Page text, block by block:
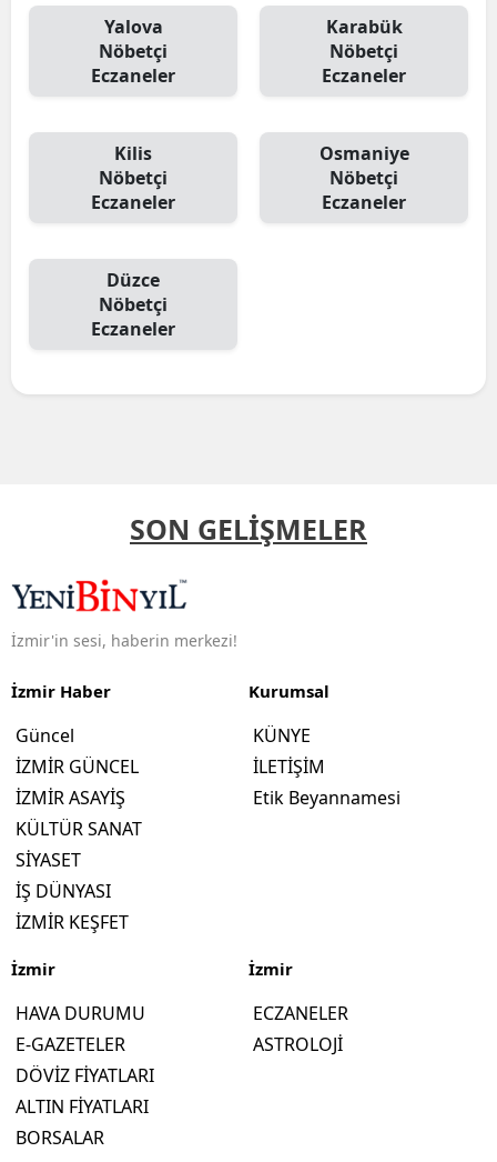
Yalova
Nöbetçi
Eczaneler
Karabük
Nöbetçi
Eczaneler
Kilis
Nöbetçi
Eczaneler
Osmaniye
Nöbetçi
Eczaneler
Düzce
Nöbetçi
Eczaneler
SON GELİŞMELER
İzmir'in sesi, haberin merkezi!
İzmir Haber
Güncel
İZMİR GÜNCEL
İZMİR ASAYİŞ
KÜLTÜR SANAT
SİYASET
İŞ DÜNYASI
İZMİR KEŞFET
Kurumsal
KÜNYE
İLETİŞİM
Etik Beyannamesi
İzmir
HAVA DURUMU
E-GAZETELER
DÖVİZ FİYATLARI
ALTIN FİYATLARI
BORSALAR
İzmir
ECZANELER
ASTROLOJİ